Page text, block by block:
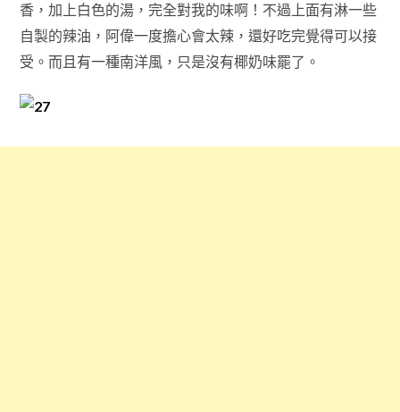
香，加上白色的湯，完全對我的味啊！不過上面有淋一些
自製的辣油，阿偉一度擔心會太辣，還好吃完覺得可以接
受。而且有一種南洋風，只是沒有椰奶味罷了。